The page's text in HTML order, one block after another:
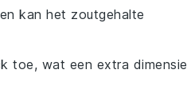
kan het zoutgehalte
toe, wat een extra dimensie